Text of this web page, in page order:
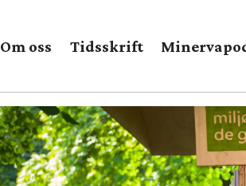
Om oss Tidsskrift